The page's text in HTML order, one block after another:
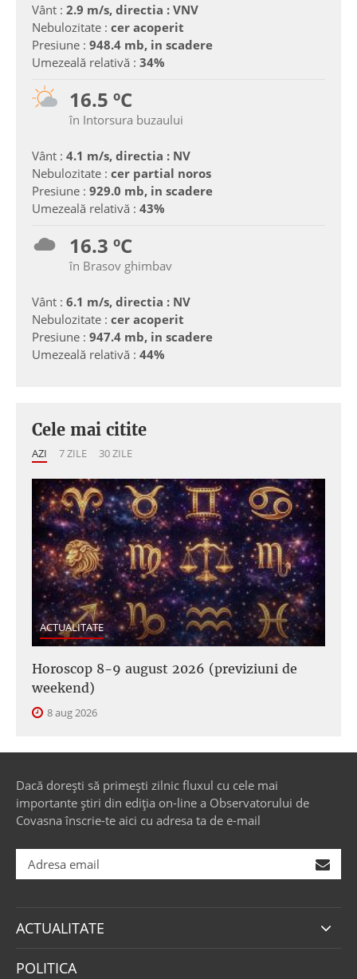
Vânt : 2.9 m/s, directia : VNV
Nebulozitate : cer acoperit
Presiune : 948.4 mb, in scadere
Umezeală relativă : 34%
16.5 ºC
în Intorsura buzaului
Vânt : 4.1 m/s, directia : NV
Nebulozitate : cer partial noros
Presiune : 929.0 mb, in scadere
Umezeală relativă : 43%
16.3 ºC
în Brasov ghimbav
Vânt : 6.1 m/s, directia : NV
Nebulozitate : cer acoperit
Presiune : 947.4 mb, in scadere
Umezeală relativă : 44%
Cele mai citite
AZI 7 ZILE 30 ZILE
ACTUALITATE
Horoscop 8-9 august 2026 (previziuni de
weekend)
8 aug 2026
Dacă dorești să primești zilnic fluxul cu cele mai
importante știri din ediția on-line a Observatorului de
Covasna înscrie-te aici cu adresa ta de e-mail
ACTUALITATE
POLITICA